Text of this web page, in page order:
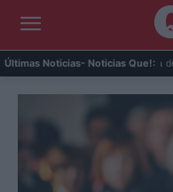
Últimas Noticias- Noticias Que!:
Eclipse solar en Cariñena del 12